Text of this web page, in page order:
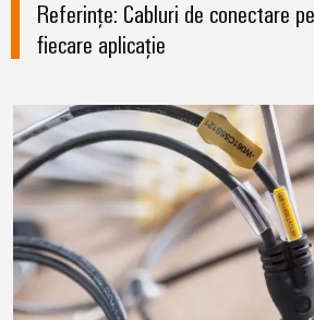
Referințe: Cabluri de conectare
fiecare aplicație
De la